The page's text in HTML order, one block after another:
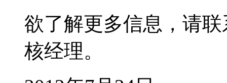
欲了解更多信息，请联
核经理。